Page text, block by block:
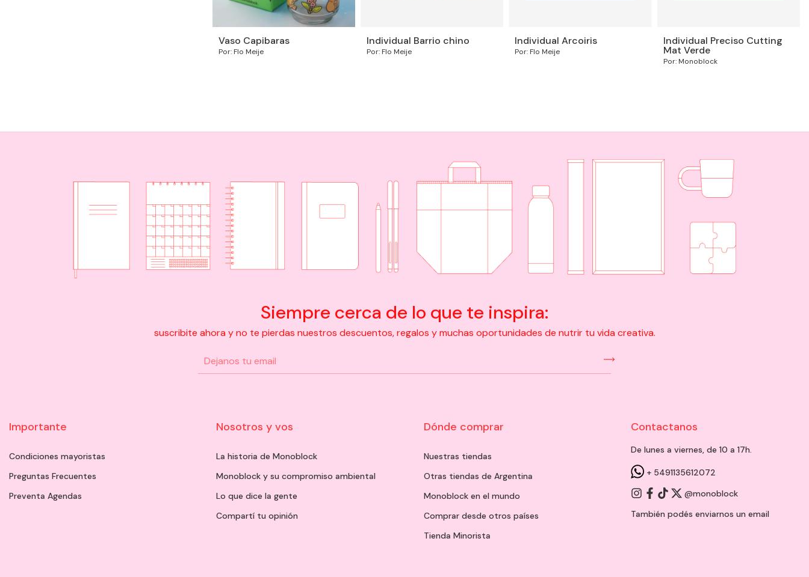
Vaso Capibaras
Por: Flo Meije
Individual Barrio chino
Por: Flo Meije
Individual Arcoiris
Por: Flo Meije
Individual Preciso Cutting
Mat Verde
Por: Monoblock
Siempre cerca de lo que te inspira:
suscribite ahora y no te pierdas nuestros descuentos, regalos y muchas oportunidades de nutrir tu vida creativa.
Importante
Condiciones mayoristas
Preguntas Frecuentes
Preventa Agendas
Nosotros y vos
La historia de Monoblock
Monoblock y su compromiso ambiental
Lo que dice la gente
Compartí tu opinión
Dónde comprar
Nuestras tiendas
Otras tiendas de Argentina
Monoblock en el mundo
Comprar desde otros países
Tienda Minorista
Contactanos
De lunes a viernes, de 10 a 17h.
+ 5491135612072
@monoblock
También podés enviarnos un email